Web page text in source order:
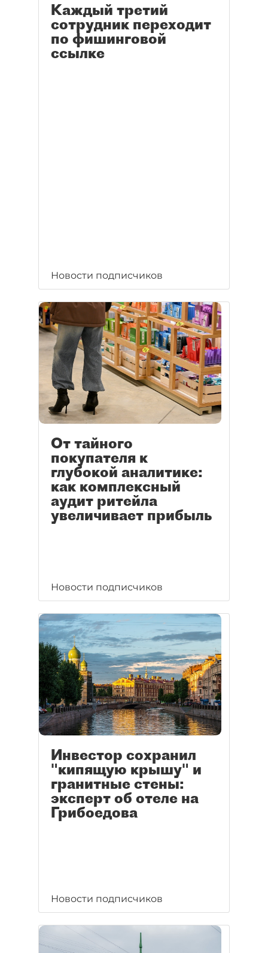
Каждый третий
сотрудник переходит
по фишинговой
ссылке
Новости подписчиков
От тайного
покупателя к
глубокой аналитике:
как комплексный
аудит ритейла
увеличивает прибыль
Новости подписчиков
Инвестор сохранил
"кипящую крышу" и
гранитные стены:
эксперт об отеле на
Грибоедова
Новости подписчиков